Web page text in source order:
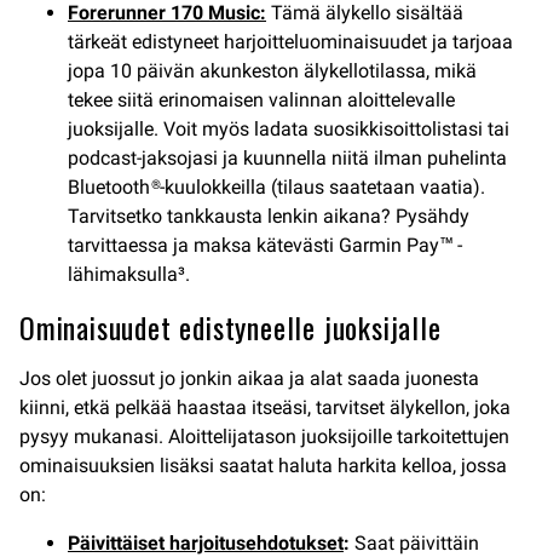
Forerunner 170 Music: Tämä älykello sisältää
tärkeät edistyneet harjoitteluominaisuudet ja tarjoaa
jopa 10 päivän akunkeston älykellotilassa, mikä
tekee siitä erinomaisen valinnan aloittelevalle
juoksijalle. Voit myös ladata suosikkisoittolistasi tai
podcast-jaksojasi ja kuunnella niitä ilman puhelinta
Bluetooth®-kuulokkeilla (tilaus saatetaan vaatia).
Tarvitsetko tankkausta lenkin aikana? Pysähdy
tarvittaessa ja maksa kätevästi Garmin Pay™ -
lähimaksulla³.
Ominaisuudet edistyneelle juoksijalle
Jos olet juossut jo jonkin aikaa ja alat saada juonesta
kiinni, etkä pelkää haastaa itseäsi, tarvitset älykellon, joka
pysyy mukanasi. Aloittelijatason juoksijoille tarkoitettujen
ominaisuuksien lisäksi saatat haluta harkita kelloa, jossa
on:
Päivittäiset harjoitusehdotukset: Saat päivittäin